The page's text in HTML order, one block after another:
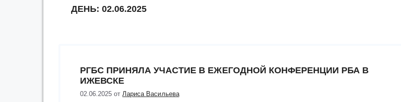
ДЕНЬ: 02.06.2025
РГБС ПРИНЯЛА УЧАСТИЕ В ЕЖЕГОДНОЙ КОНФЕРЕНЦИИ РБА В
ИЖЕВСКЕ
02.06.2025 отЛариса Васильева